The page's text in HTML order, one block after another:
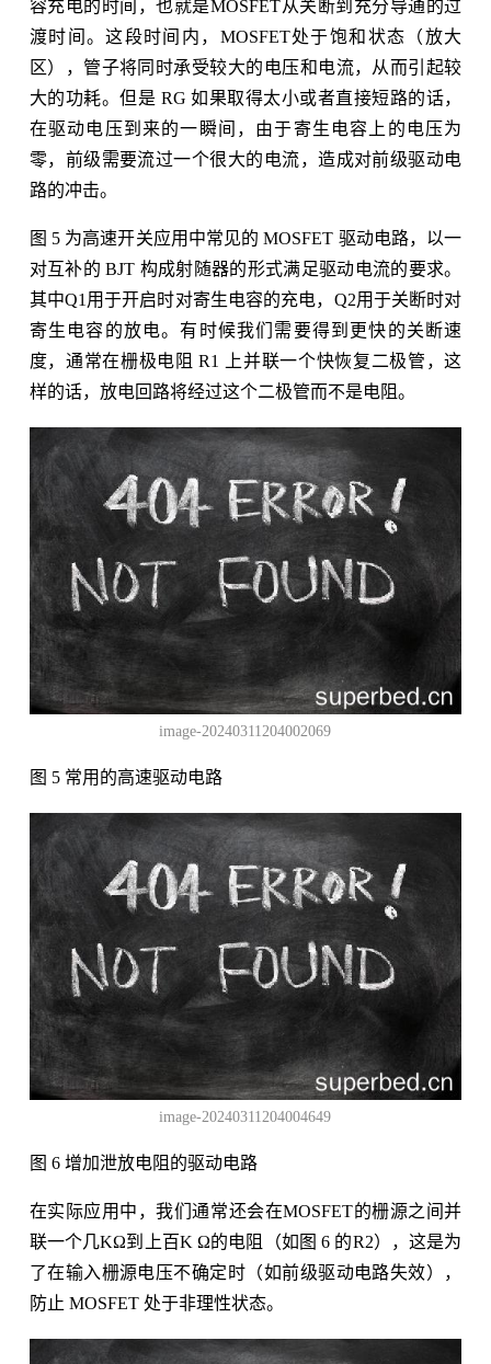
容充电的时间，也就是MOSFET从关断到充分导通的过
渡时间。这段时间内，MOSFET处于饱和状态（放大
区），管子将同时承受较大的电压和电流，从而引起较
大的功耗。但是 RG 如果取得太小或者直接短路的话，
在驱动电压到来的一瞬间，由于寄生电容上的电压为
零，前级需要流过一个很大的电流，造成对前级驱动电
路的冲击。
图 5 为高速开关应用中常见的 MOSFET 驱动电路，以一
对互补的 BJT 构成射随器的形式满足驱动电流的要求。
其中Q1用于开启时对寄生电容的充电，Q2用于关断时对
寄生电容的放电。有时候我们需要得到更快的关断速
度，通常在栅极电阻 R1 上并联一个快恢复二极管，这
样的话，放电回路将经过这个二极管而不是电阻。
image-20240311204002069
图 5 常用的高速驱动电路
image-20240311204004649
图 6 增加泄放电阻的驱动电路
在实际应用中，我们通常还会在MOSFET的栅源之间并
联一个几KΩ到上百K Ω的电阻（如图 6 的R2），这是为
了在输入栅源电压不确定时（如前级驱动电路失效），
防止 MOSFET 处于非理性状态。